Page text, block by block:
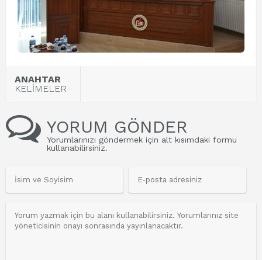
ANAHTAR
KELİMELER
YORUM GÖNDER
Yorumlarınızı göndermek için alt kısımdaki formu
kullanabilirsiniz.